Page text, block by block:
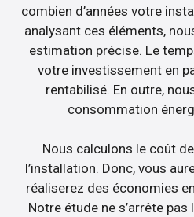
combien d’années votre
analysant ces éléments,
estimation précise. Le
votre investissement en
rentabilisé. En outre,
consommation
Nous calculons le coût
l’installation. Donc, vous
réaliserez des économies
Notre étude ne s’arrête